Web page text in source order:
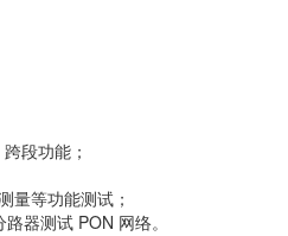
段功能；
量等功能测试；
器测试 PON 网络。